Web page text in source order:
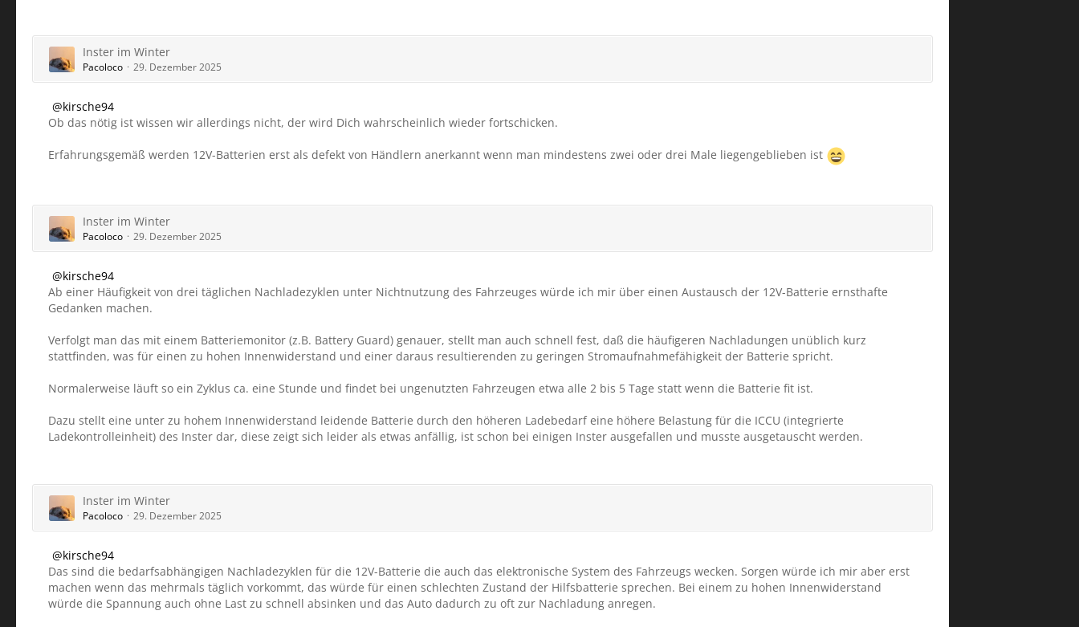
Inster im Winter
Pacoloco 29. Dezember 2025
kirsche94
Ob das nötig ist wissen wir allerdings nicht, der wird Dich wahrscheinlich wieder fortschicken.
Erfahrungsgemäß werden 12V-Batterien erst als defekt von Händlern anerkannt wenn man mindestens zwei oder drei Male liegengeblieben ist
Inster im Winter
Pacoloco 29. Dezember 2025
kirsche94
Ab einer Häufigkeit von drei täglichen Nachladezyklen unter Nichtnutzung des Fahrzeuges würde ich mir über einen Austausch der 12V-Batterie ernsthafte
Gedanken machen.
Verfolgt man das mit einem Batteriemonitor (z.B. Battery Guard) genauer, stellt man auch schnell fest, daß die häufigeren Nachladungen unüblich kurz
stattfinden, was für einen zu hohen Innenwiderstand und einer daraus resultierenden zu geringen Stromaufnahmefähigkeit der Batterie spricht.
Normalerweise läuft so ein Zyklus ca. eine Stunde und findet bei ungenutzten Fahrzeugen etwa alle 2 bis 5 Tage statt wenn die Batterie fit ist.
Dazu stellt eine unter zu hohem Innenwiderstand leidende Batterie durch den höheren Ladebedarf eine höhere Belastung für die ICCU (integrierte
Ladekontrolleinheit) des Inster dar, diese zeigt sich leider als etwas anfällig, ist schon bei einigen Inster ausgefallen und musste ausgetauscht werden.
Inster im Winter
Pacoloco 29. Dezember 2025
kirsche94
Das sind die bedarfsabhängigen Nachladezyklen für die 12V-Batterie die auch das elektronische System des Fahrzeugs wecken. Sorgen würde ich mir aber erst
machen wenn das mehrmals täglich vorkommt, das würde für einen schlechten Zustand der Hilfsbatterie sprechen. Bei einem zu hohen Innenwiderstand
würde die Spannung auch ohne Last zu schnell absinken und das Auto dadurch zu oft zur Nachladung anregen.